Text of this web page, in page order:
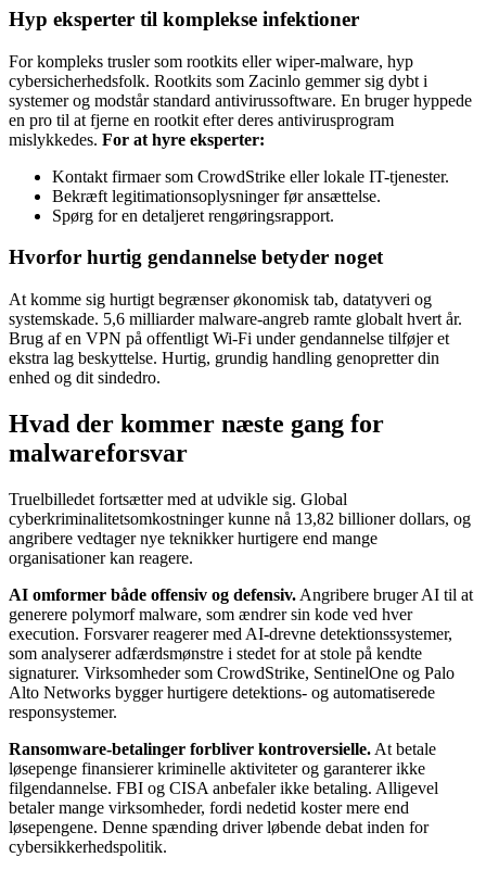
Hyp eksperter til komplekse infektioner
For kompleks trusler som rootkits eller wiper-malware, hyp
cybersicherhedsfolk. Rootkits som Zacinlo gemmer sig dybt i
systemer og modstår standard antivirussoftware. En bruger hyppede
en pro til at fjerne en rootkit efter deres antivirusprogram
mislykkedes. For at hyre eksperter:
Kontakt firmaer som CrowdStrike eller lokale IT-tjenester.
Bekræft legitimationsoplysninger før ansættelse.
Spørg for en detaljeret rengøringsrapport.
Hvorfor hurtig gendannelse betyder noget
At komme sig hurtigt begrænser økonomisk tab, datatyveri og
systemskade. 5,6 milliarder malware-angreb ramte globalt hvert år.
Brug af en VPN på offentligt Wi-Fi under gendannelse tilføjer et
ekstra lag beskyttelse. Hurtig, grundig handling genopretter din
enhed og dit sindedro.
Hvad der kommer næste gang for
malwareforsvar
Truelbilledet fortsætter med at udvikle sig. Global
cyberkriminalitetsomkostninger kunne nå 13,82 billioner dollars, og
angribere vedtager nye teknikker hurtigere end mange
organisationer kan reagere.
AI omformer både offensiv og defensiv. Angribere bruger AI til at
generere polymorf malware, som ændrer sin kode ved hver
execution. Forsvarer reagerer med AI-drevne detektionssystemer,
som analyserer adfærdsmønstre i stedet for at stole på kendte
signaturer. Virksomheder som CrowdStrike, SentinelOne og Palo
Alto Networks bygger hurtigere detektions- og automatiserede
responsystemer.
Ransomware-betalinger forbliver kontroversielle. At betale
løsepenge finansierer kriminelle aktiviteter og garanterer ikke
filgendannelse. FBI og CISA anbefaler ikke betaling. Alligevel
betaler mange virksomheder, fordi nedetid koster mere end
løsepengene. Denne spænding driver løbende debat inden for
cybersikkerhedspolitik.